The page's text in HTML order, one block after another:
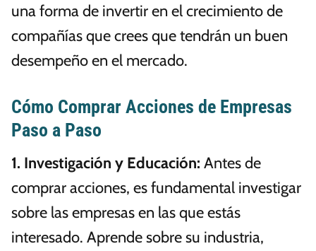
una forma de invertir en el crecimiento de
compañías que crees que tendrán un buen
desempeño en el mercado.
Cómo Comprar Acciones de Empresas
Paso a Paso
1. Investigación y Educación: Antes de
comprar acciones, es fundamental investigar
sobre las empresas en las que estás
interesado. Aprende sobre su industria,